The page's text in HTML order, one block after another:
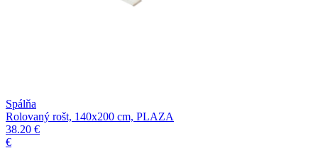
Spálňa
Rolovaný rošt, 140x200 cm, PLAZA
38.20 €
€